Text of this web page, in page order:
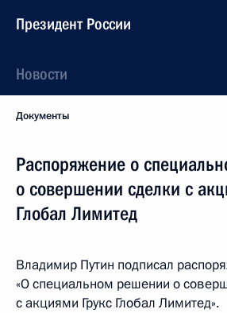
Президент России
Новости
Документы
Распоряжение о
о совершении сделки с
Глобал Лимитед
Владимир Путин подписал
«О специальном решении о
с акциями Грукс Глобал Лимитед».